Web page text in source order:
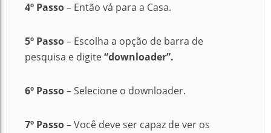
4º Passo– Então vá para a Casa.
5º Passo– Escolha a opção de barra de
pesquisa e digite“downloader”.
6º Passo– Selecione o downloader.
7º Passo– Você deve ser capaz de ver os